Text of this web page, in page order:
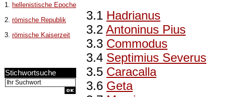
1.
hellenistische Epoche
2. römische Republik
3. römische Kaiserzeit
Stichwortsuche
3.1 Hadrianus
3.2 Antoninus Pius
3.3 Commodus
3.4 Septimius Severus
3.5 Caracalla
3.6 Geta